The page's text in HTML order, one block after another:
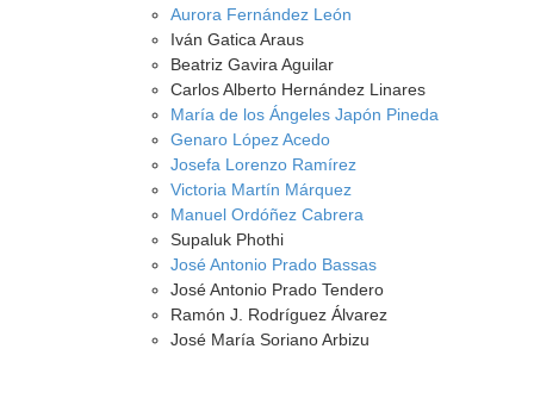
Aurora Fernández León
Iván Gatica Araus
Beatriz Gavira Aguilar
Carlos Alberto Hernández Linares
María de los Ángeles Japón Pineda
Genaro López Acedo
Josefa Lorenzo Ramírez
Victoria Martín Márquez
Manuel Ordóñez Cabrera
Supaluk Phothi
José Antonio Prado Bassas
José Antonio Prado Tendero
Ramón J. Rodríguez Álvarez
José María Soriano Arbizu